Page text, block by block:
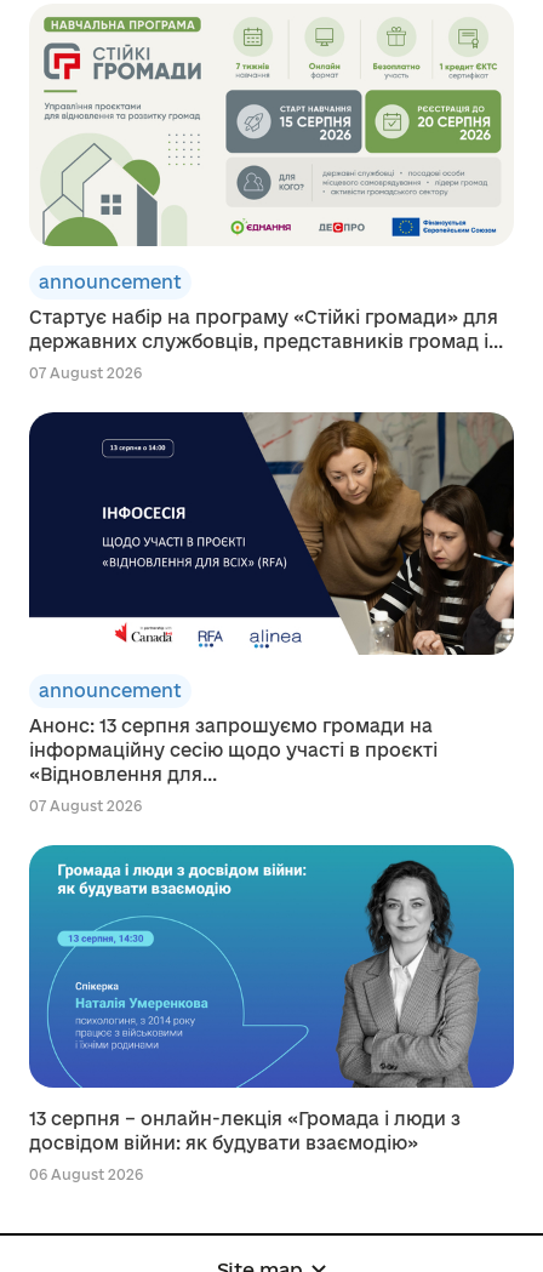
announcement
Стартує набір на програму «Стійкі громади» для
державних службовців, представників громад і...
07 August 2026
announcement
Анонс: 13 серпня запрошуємо громади на
інформаційну сесію щодо участі в проєкті
«Відновлення для...
07 August 2026
13 серпня – онлайн-лекція «Громада і люди з
досвідом війни: як будувати взаємодію»
06 August 2026